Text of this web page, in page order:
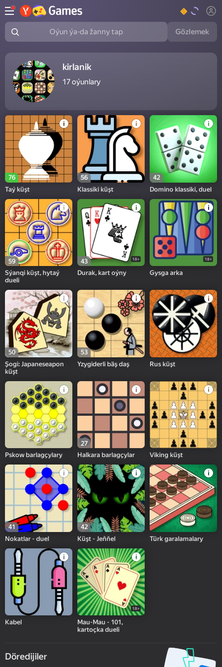
Oýun ýa-da žanny tap Gözlemek
kirlanik
17oýunlary
76
Taý küşt
56
Klassiki küşt
42
Domino klassiki, duel
59
Sýanqi küşt, hytaý
dueli
43 18+
Durak, kart oýny
18+
Gysga arka
50
Şogi: Japaneseapon
küşt
53
Yzygiderli bäş daş
Rus küşt
Pskow barlagçylary
27
Halkara barlagçylar
Viking küşt
41
Nokatlar - duel
42
Küşt - Jeňňel
Türk garalamalary
Kabel
18+
Mau-Mau - 101,
kartoçka dueli
Döredijiler